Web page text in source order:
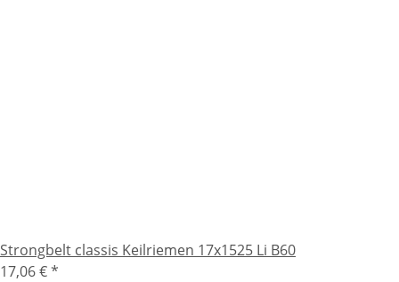
Strongbelt classis Keilriemen 17x1525 Li B60
17,06 €*